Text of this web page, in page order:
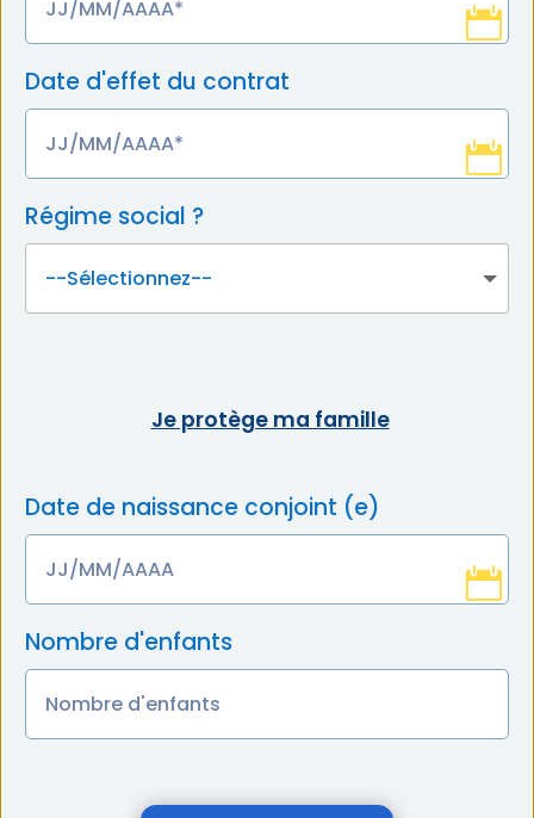
Date d'effet du contrat
Régime social ?
Je protège ma famille
Date de naissance conjoint (e)
Nombre d'enfants